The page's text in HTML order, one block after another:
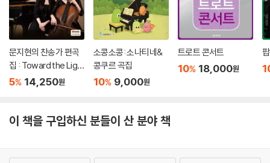
문지현의 찬송가 편곡
집 : Toward the Ligh
t
5% 14,250원
소콩소콩: 소나티네&
콩쿠르 곡집
10% 9,000원
트로트 콘서트
10% 18,000원
이 책을 구입하신 분들이 산 분야 책